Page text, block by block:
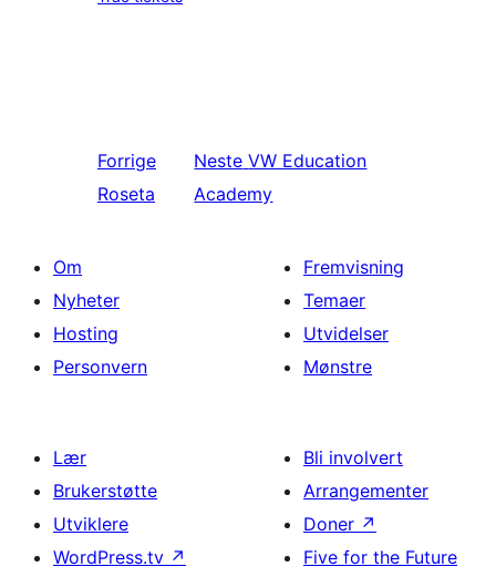
Forrige
Roseta
Neste VW Education
Academy
Om
Nyheter
Hosting
Personvern
Fremvisning
Temaer
Utvidelser
Mønstre
Lær
Brukerstøtte
Utviklere
WordPress.tv ↗
Bli involvert
Arrangementer
Doner ↗
Five for the Future